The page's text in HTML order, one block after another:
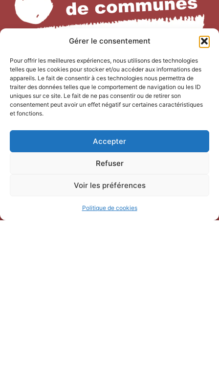
Gérer le consentement
Pour offrir les meilleures expériences, nous utilisons des technologies
telles que les cookies pour stocker et/ou accéder aux informations des
appareils. Le fait de consentir à ces technologies nous permettra de
traiter des données telles que le comportement de navigation ou les ID
uniques sur ce site. Le fait de ne pas consentir ou de retirer son
consentement peut avoir un effet négatif sur certaines caractéristiques
et fonctions.
Accepter
Refuser
Voir les préférences
Politique de cookies
NOUS CONTACTER
Office de Tourisme Terre de
Camargue